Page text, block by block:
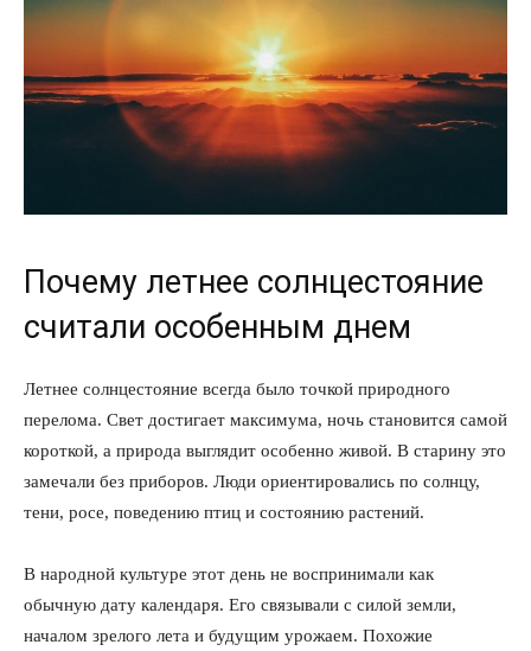
Почему летнее солнцестояние
считали особенным днем
Летнее солнцестояние всегда было точкой природного
перелома. Свет достигает максимума, ночь становится самой
короткой, а природа выглядит особенно живой. В старину это
замечали без приборов. Люди ориентировались по солнцу,
тени, росе, поведению птиц и состоянию растений.
В народной культуре этот день не воспринимали как
обычную дату календаря. Его связывали с силой земли,
началом зрелого лета и будущим урожаем. Похожие